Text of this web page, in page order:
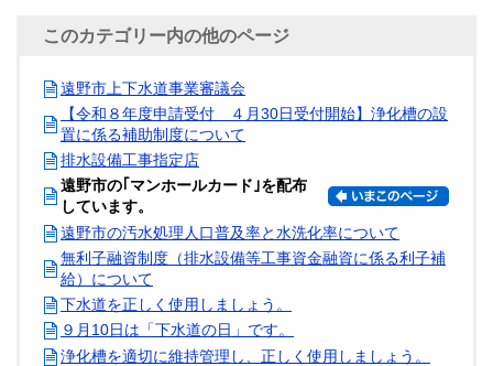
このカテゴリー内の他のページ
遠野市上下水道事業審議会
【令和８年度申請受付 ４月30日受付開始】浄化槽の設
置に係る補助制度について
排水設備工事指定店
遠野市の｢マンホールカード｣を配布
しています。
遠野市の汚水処理人口普及率と水洗化率について
無利子融資制度（排水設備等工事資金融資に係る利子補
給）について
下水道を正しく使用しましょう。
９月10日は「下水道の日」です。
浄化槽を適切に維持管理し、正しく使用しましょう。